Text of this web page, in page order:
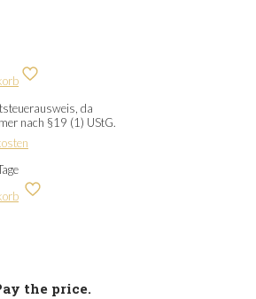
da
nach §19 (1) UStG.
the price.